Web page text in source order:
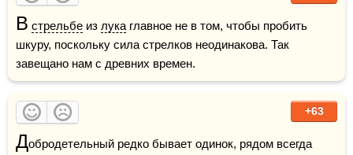
В стрельбе из лука главное не в том, чтобы пробить
шкуру, поскольку сила стрелков неодинакова. Так
завещано нам с древних времен.
+63
Добродетельный редко бывает одинок, рядом всегда